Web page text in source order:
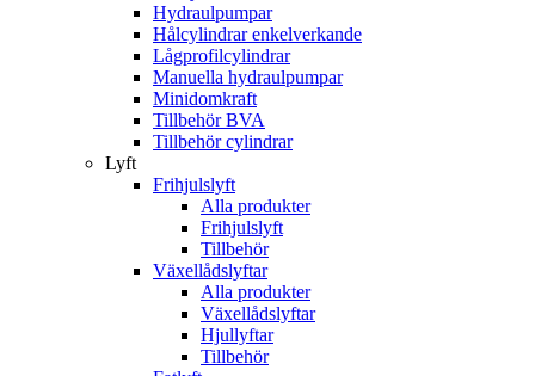
Hydraulpumpar
Hålcylindrar enkelverkande
Lågprofilcylindrar
Manuella hydraulpumpar
Minidomkraft
Tillbehör BVA
Tillbehör cylindrar
Lyft
Frihjulslyft
Alla produkter
Frihjulslyft
Tillbehör
Växellådslyftar
Alla produkter
Växellådslyftar
Hjullyftar
Tillbehör